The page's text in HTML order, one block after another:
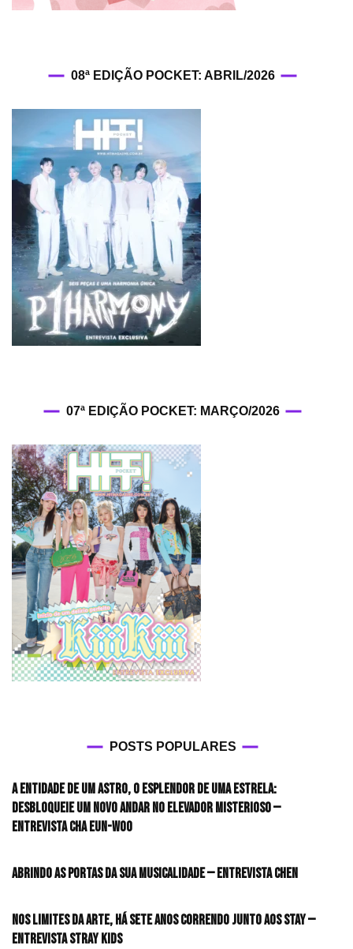
08ª EDIÇÃO POCKET: ABRIL/2026
07ª EDIÇÃO POCKET: MARÇO/2026
POSTS POPULARES
A entidade de um astro, o esplendor de uma estrela:
desbloqueie um novo andar no elevador misterioso —
Entrevista CHA EUN-WOO
Abrindo as portas da sua musicalidade — Entrevista CHEN
Nos limites da arte, há sete anos correndo junto aos STAY —
Entrevista Stray Kids